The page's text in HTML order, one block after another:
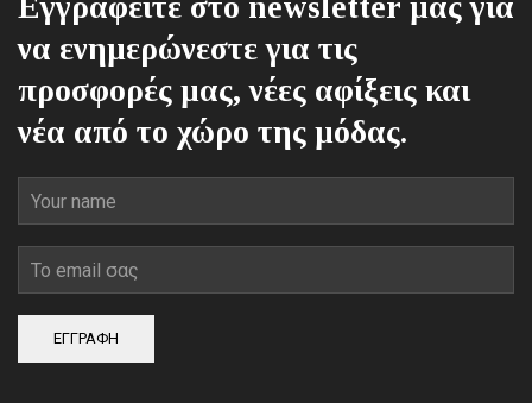
Εγγραφείτε στο newsletter μας για
να ενημερώνεστε για τις
προσφορές μας, νέες αφίξεις και
νέα από το χώρο της μόδας.
ΕΓΓΡΑΦΗ